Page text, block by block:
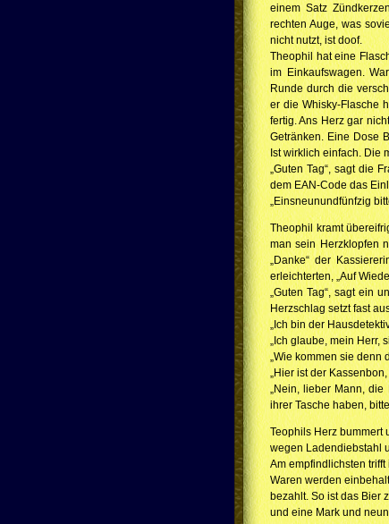
einem Satz
rechten Auge, was
nicht nutzt, ist doof.
Theophil hat eine
im Einkaufswagen.
Runde durch die
er die Whisky-Flasche
fertig. Ans Herz gar
Getränken. Eine Dose
Ist wirklich einfach. Die
„Guten Tag“, sagt die
dem EAN-Code das
„Einsneunundfünfzig
Theophil kramt
man sein Herzklopfen
„Danke“ der
erleichterten, „Auf
„Guten Tag“, sagt ein
Herzschlag setzt fast
„Ich bin der
„Ich glaube, mein Herr,
„Wie kommen sie denn
„Hier ist der
„Nein, lieber Mann,
ihrer Tasche haben,
Teophils Herz bummert
wegen Ladendiebstahl
Am empfindlichsten
Waren werden
bezahlt. So ist das Bier
und eine Mark und